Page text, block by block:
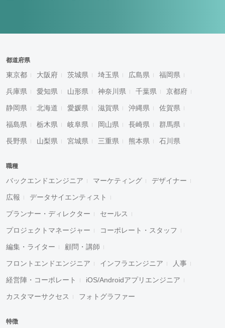
都道府県
東京都 大阪府 茨城県 埼玉県 広島県 福岡県
兵庫県 愛知県 山形県 神奈川県 千葉県 京都府
静岡県 北海道 愛媛県 滋賀県 沖縄県 佐賀県
福島県 栃木県 岐阜県 岡山県 長崎県 群馬県
長野県 山梨県 宮城県 三重県 熊本県 石川県
職種
バックエンドエンジニア マーケティング デザイナー
広報 データサイエンティスト
プランナー・ディレクター セールス
プロジェクトマネージャー コーポレート・スタッフ
編集・ライター 顧問・講師
フロントエンドエンジニア インフラエンジニア 人事
経営陣・コーポレート iOS/Androidアプリエンジニア
カスタマーサクセス フォトグラファー
特徴